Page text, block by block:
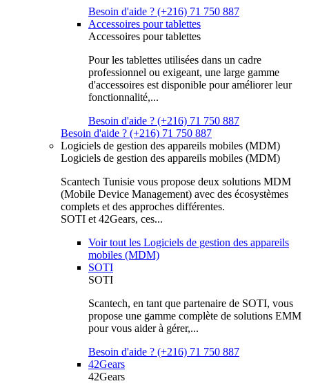
Besoin d'aide ? (+216) 71 750 887
Accessoires pour tablettes
Accessoires pour tablettes
Pour les tablettes utilisées dans un cadre
professionnel ou exigeant, une large gamme
d'accessoires est disponible pour améliorer leur
fonctionnalité,...
Besoin d'aide ? (+216) 71 750 887
Besoin d'aide ? (+216) 71 750 887
Logiciels de gestion des appareils mobiles (MDM)
Logiciels de gestion des appareils mobiles (MDM)
Scantech Tunisie vous propose deux solutions MDM
(Mobile Device Management) avec des écosystèmes
complets et des approches différentes.
SOTI et 42Gears, ces...
Voir tout les Logiciels de gestion des appareils
mobiles (MDM)
SOTI
SOTI
Scantech, en tant que partenaire de SOTI, vous
propose une gamme complète de solutions EMM
pour vous aider à gérer,...
Besoin d'aide ? (+216) 71 750 887
42Gears
42Gears